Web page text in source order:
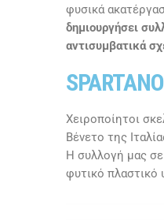
φυσικά
δημιουργήσει
αντισυμβατικά
SPARTANO
Χειροποίητοι
Βένετο της
Η συλλογή μας σε
φυτικό πλαστικό